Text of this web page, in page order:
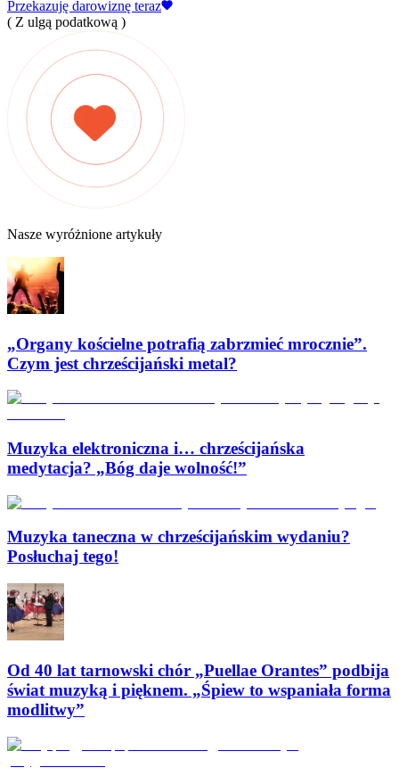
Przekazuję darowiznę teraz
( Z ulgą podatkową )
Nasze wyróżnione artykuły
„Organy kościelne potrafią zabrzmieć mrocznie”.
Czym jest chrześcijański metal?
Muzyka elektroniczna i… chrześcijańska
medytacja? „Bóg daje wolność!”
Muzyka taneczna w chrześcijańskim wydaniu?
Posłuchaj tego!
Od 40 lat tarnowski chór „Puellae Orantes” podbija
świat muzyką i pięknem. „Śpiew to wspaniała forma
modlitwy”